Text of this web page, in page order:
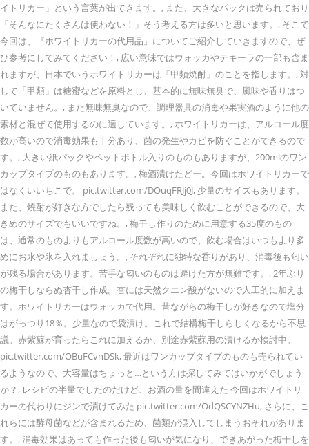
イトリカー」という言葉が出てきます。, また、大きなパックは売られており
「そんなにたくさんは使わない！」そう考える方は多いと思います。, そこで
今回は、『ホワイトリカーの代用品』についてご紹介していきますので、ぜ
ひ参考にしてみてください！, 広い意味ではウォッカやテキーラの一部も含ま
れますが、日本でいうホワイトリカーは「甲類焼酎」のことを指します。, 対
して「甲類」は糖蜜などを原料とし、基本的に無味無臭で、風味や香りはつ
いていません。, また無味無臭なので、調理器具の消毒や果実酒のように他の
素材と混ぜて使用するのに適しています。, ホワイトリカーは、アルコール度
数が高いので消毒効果も十分あり、菌の発生やカビを防ぐことができるので
す。, 大きい紙パックやペットボトル入りのものもありますが、200mlのワン
カップタイプのものもあります。, 梅酒漬けたどー。今回はホワイトリカーで
はなくいいちこで。 pic.twitter.com/DOuqFRJj0J, 少量のサイズもあります。
また、焼酎が好きな方でしたら残っても美味しく飲むことができるので、大
きめのサイズでもいいですね。, 梅干し作りのために用意する35度のもの
は、通常のものよりもアルコール度数が高いので、飲む場合はいつもより多
めにお水や氷を入れましょう。, それぞれに独特な香りがあり、消毒後も匂い
が残る場合があります。苦手な匂いのものは避けた方が無難です。, 2年ぶり
の梅干しならぬ杏干し作成。杏には天然クエン酸がないので人工的に加えま
す。ホワイトリカーはウォッカで代用。昔ながらの梅干しが好きなので塩分
はがっつり18％。少量なので袋漬け。これで結構梅干しらしくなるから不思
議。赤紫蘇が育ったらこれに加えるか、別途赤紫蘇用の漬けるか検討中。
pic.twitter.com/OBuFCvnDSk, 最近はワンカップタイプのものも売られてい
るようなので、大容量はちょっと…という方は探してみてはいかがでしょう
か？, レシピの半量でしたのだけど、お酒の量を間違えた 今回はホワイトリ
カーの代わりにジンで漬けてみた pic.twitter.com/OdQSCYNZHu, さらに、こ
れらには酵母菌などが含まれるため、菌類が混入してしまうおそれがありま
す。, 消毒効果はあっても作った後も匂いが気になり、できあがった梅干しを